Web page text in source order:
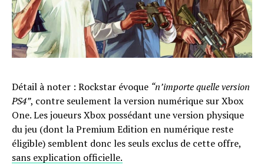
Détail à noter : Rockstar évoque “n’importe quelle version
PS4”, contre seulement la version numérique sur Xbox
One. Les joueurs Xbox possédant une version physique
du jeu (dont la Premium Edition en numérique reste
éligible) semblent donc les seuls exclus de cette offre,
sans explication officielle.